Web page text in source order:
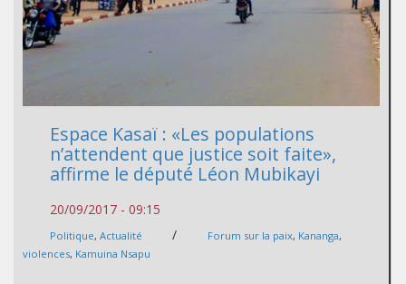
Espace Kasaï : «Les populations
n’attendent que justice soit faite»,
affirme le député Léon Mubikayi
20/09/2017 - 09:15
Politique, Actualité / Forum sur la paix, Kananga,
violences, Kamuina Nsapu